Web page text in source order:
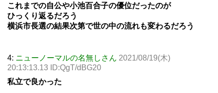
これまでの自公や小池百合子の優位だったのが
ひっくり返るだろう
横浜市長選の結果次第で世の中の流れも変わるだろう
4: ニューノーマルの名無しさん 2021/08/19(木)
20:13:13.13 ID:QgT/dBG20
私立で良かった